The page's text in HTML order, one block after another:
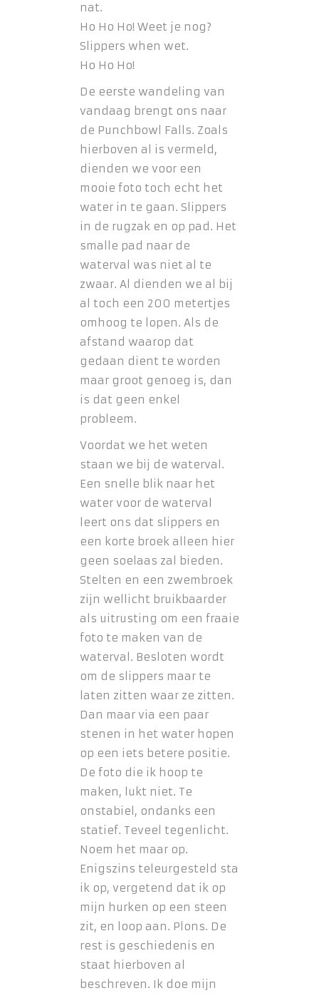
nat.
Ho Ho Ho! Weet je nog?
Slippers when wet.
Ho Ho Ho!
De eerste wandeling van
vandaag brengt ons naar
de Punchbowl Falls. Zoals
hierboven al is vermeld,
dienden we voor een
mooie foto toch echt het
water in te gaan. Slippers
in de rugzak en op pad. Het
smalle pad naar de
waterval was niet al te
zwaar. Al dienden we al bij
al toch een 200 metertjes
omhoog te lopen. Als de
afstand waarop dat
gedaan dient te worden
maar groot genoeg is, dan
is dat geen enkel
probleem.
Voordat we het weten
staan we bij de waterval.
Een snelle blik naar het
water voor de waterval
leert ons dat slippers en
een korte broek alleen hier
geen soelaas zal bieden.
Stelten en een zwembroek
zijn wellicht bruikbaarder
als uitrusting om een fraaie
foto te maken van de
waterval. Besloten wordt
om de slippers maar te
laten zitten waar ze zitten.
Dan maar via een paar
stenen in het water hopen
op een iets betere positie.
De foto die ik hoop te
maken, lukt niet. Te
onstabiel, ondanks een
statief. Teveel tegenlicht.
Noem het maar op.
Enigszins teleurgesteld sta
ik op, vergetend dat ik op
mijn hurken op een steen
zit, en loop aan. Plons. De
rest is geschiedenis en
staat hierboven al
beschreven. Ik doe mijn